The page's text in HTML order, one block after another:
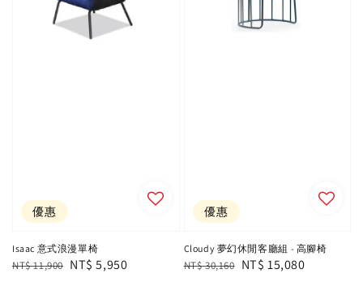
優惠
Isaac 意式浪漫單椅
Regular
NT$ 11,900 Sale
NT$ 5,950
優惠
Cloudy 夢幻休閒客廳組 - 高腳椅
Regular
NT$ 30,160 Sale
NT$ 15,080